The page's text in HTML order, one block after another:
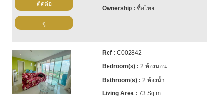
ชื่อไทย
ติดต่อ
ดู
C002842
2 ห้องนอน
2 ห้องน้ำ
73 Sq.m